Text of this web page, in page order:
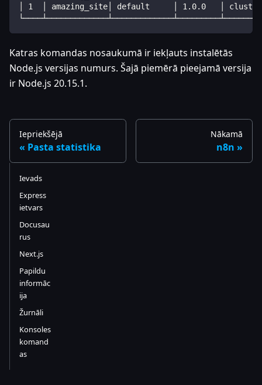
│ 1  │ amazing_site│ default     │ 1.0.0   │
Katras komandas nosaukumā ir iekļauts instalētās
Node.js versijas numurs. Šajā piemērā pieejamā versija
ir Node.js 20.15.1.
Iepriekšējā
Pasta statistika
Nākamā
n8n
Ievads
Express
ietvars
Docusau
rus
Next.js
Papildu
informāc
ija
Žurnāli
Konsoles
komand
as